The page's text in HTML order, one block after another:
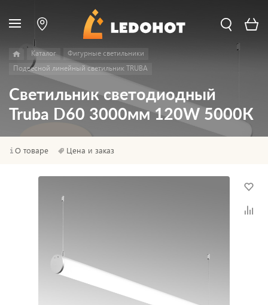
Каталог
Фигурные светильники
Подвесной линейный светильник TRUBA
Светильник светодиодный
Truba D60 3000мм 120W 5000К
О товаре Цена и заказ